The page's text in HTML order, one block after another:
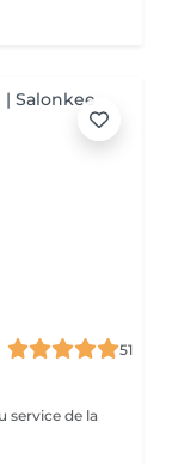
51
service de la